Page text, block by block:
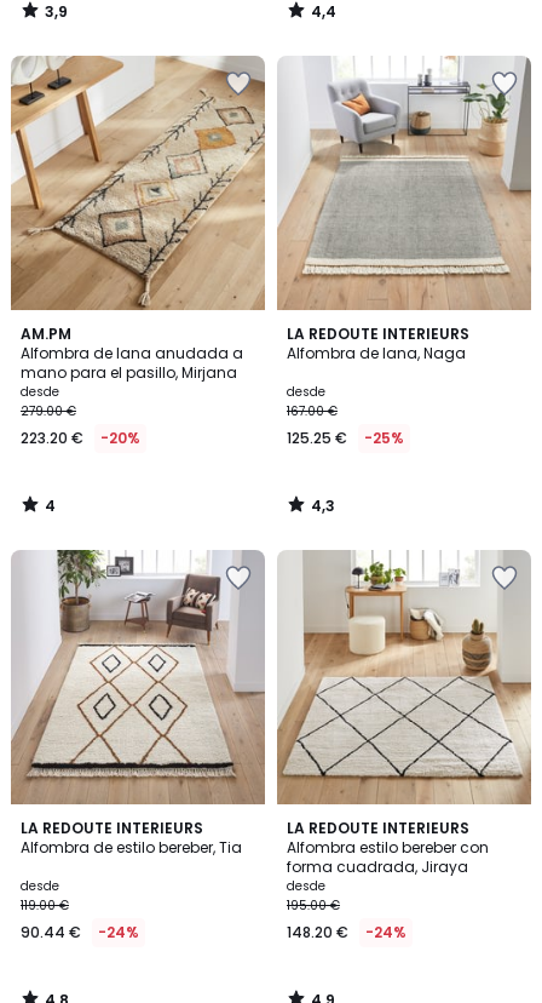
3,9
/
4,4
/
AM.PM
Alfombra de lana anudada a
mano para el pasillo, Mirjana
desde
279.00 €
223.20 € -20%
4
/
5
4
/
LA REDOUTE INTERIEURS
Alfombra de lana, Naga
desde
167.00 €
125.25 € -25%
4,3
/ 5
4,3
/
LA REDOUTE INTERIEURS
Alfombra de estilo bereber, Tia
desde
119.00 €
90.44 € -24%
4,8
/ 5
LA REDOUTE INTERIEURS
Alfombra estilo bereber con
forma cuadrada, Jiraya
desde
195.00 €
148.20 € -24%
4,9
/ 5